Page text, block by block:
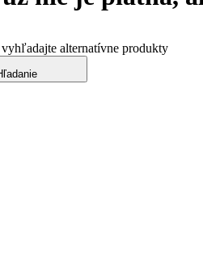
alternatívne produkty